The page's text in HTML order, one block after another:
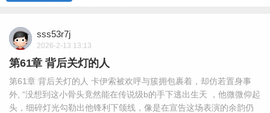
sss53r7j
2026-2-13 13:13
第61章 背后关灯的人
第61章 背后关灯的人 卡伊索被欢呼与簇拥包裹着，却仿若置身事
外, “没想到这小骨头竟然能在传说级b的手下逃出生天 ，他微微仰起
头，细碎灯光勾勒出他锋利下颌线，像是在宣告这场表演的余韵仍